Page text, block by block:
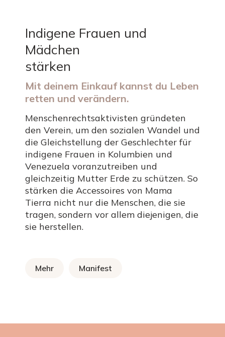
Indigene Frauen und
Mädchen
stärken
Mit deinem Einkauf kannst du Leben
retten und verändern.
Menschenrechtsaktivisten gründeten
den Verein, um den sozialen Wandel und
die Gleichstellung der Geschlechter für
indigene Frauen in Kolumbien und
Venezuela voranzutreiben und
gleichzeitig Mutter Erde zu schützen. So
stärken die Accessoires von Mama
Tierra nicht nur die Menschen, die sie
tragen, sondern vor allem diejenigen, die
sie herstellen.
Mehr Manifest